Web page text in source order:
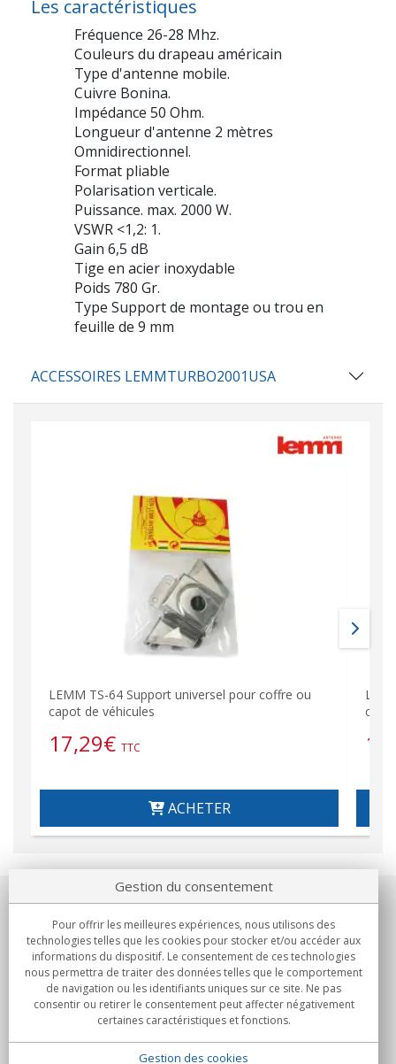
Les caractéristiques
Fréquence 26-28 Mhz.
Couleurs du drapeau américain
Type d'antenne mobile.
Cuivre Bonina.
Impédance 50 Ohm.
Longueur d'antenne 2 mètres
Omnidirectionnel.
Format pliable
Polarisation verticale.
Puissance. max. 2000 W.
VSWR <1,2: 1.
Gain 6,5 dB
Tige en acier inoxydable
Poids 780 Gr.
Type Support de montage ou trou en
feuille de 9 mm
ACCESSOIRES LEMMTURBO2001USA
LEMM TS-64 Support universel pour coffre ou
capot de véhicules
17,29€ TTC
ACHETER
Notre société
Engagements
Achats
Gestion du consentement
Pour offrir les meilleures expériences, nous utilisons des
technologies telles que les cookies pour stocker et/ou accéder aux
informations du dispositif. Le consentement de ces technologies
nous permettra de traiter des données telles que le comportement
de navigation ou les identifiants uniques sur ce site. Ne pas
consentir ou retirer le consentement peut affecter négativement
certaines caractéristiques et fonctions.
Gestion des cookies